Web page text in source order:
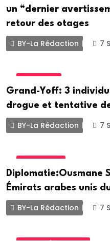
un “dernier
retour des otages
BY-La Rédaction 7
Grand-Yoff: 3
drogue et tentative
BY-La Rédaction 7
Diplomatie:Ousmane
Émirats arabes unis
BY-La Rédaction 7